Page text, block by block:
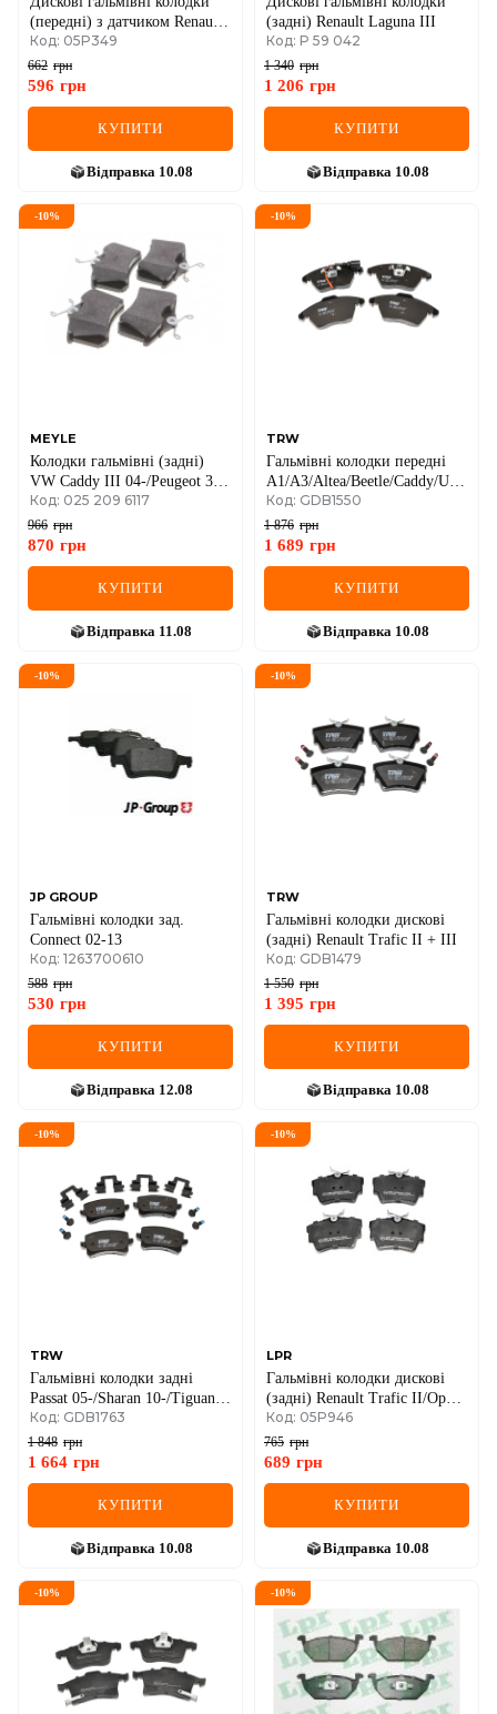
(передні) з датчиком Renault
Logan I / Renault Sandero I /
Renault Clio II / Renault
Symbol II (Thalia II)
Код: 05P349
662 грн
596 грн
КУПИТИ
Відправка 10.08
(задні) Renault Laguna III
Код: P 59 042
1 340 грн
1 206 грн
КУПИТИ
Відправка 10.08
-10%
MEYLE
Колодки гальмівні (задні)
VW Caddy III 04-/Peugeot 308
07-/Citroen C4 04-
(87.1x52.8x17.2)
Код: 025 209 6117
966 грн
870 грн
КУПИТИ
Відправка 11.08
-10%
TRW
Гальмівні колодки передні
A1/A3/Altea/Beetle/Caddy/Up
(04-21)
Код: GDB1550
1 876 грн
1 689 грн
КУПИТИ
Відправка 10.08
-10%
JP GROUP
Гальмівні колодки зад.
Connect 02-13
Код: 1263700610
588 грн
530 грн
КУПИТИ
Відправка 12.08
-10%
TRW
Гальмівні колодки дискові
(задні) Renault Trafic II + III
Код: GDB1479
1 550 грн
1 395 грн
КУПИТИ
Відправка 10.08
-10%
TRW
Гальмівні колодки задні
Passat 05-/Sharan 10-/Tiguan
07-
Код: GDB1763
1 848 грн
1 664 грн
КУПИТИ
Відправка 10.08
-10%
LPR
Гальмівні колодки дискові
(задні) Renault Trafic II/Opel
Vivaro A 01->14
Код: 05P946
765 грн
689 грн
КУПИТИ
Відправка 10.08
-10% -10%